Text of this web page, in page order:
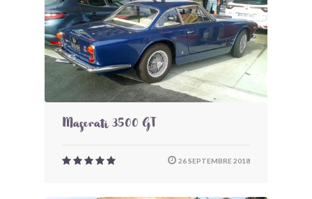
Maserati 3500 GT
26 SEPTEMBRE 2018